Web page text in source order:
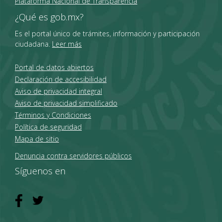
¿Qué es gob.mx?
Es el portal único de trámites, información y participación
ciudadana. Leer más
Portal de datos abiertos
Declaración de accesibilidad
Aviso de privacidad integral
Aviso de privacidad simplificado
Términos y Condiciones
Política de seguridad
Mapa de sitio
Denuncia contra servidores públicos
Síguenos en